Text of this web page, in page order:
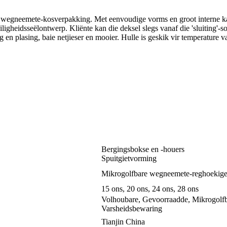
kosverpakking. Met eenvoudige vorms en groot
Kliënte kan die deksel slegs vanaf die 'sluiting'-
en plasing, baie netjieser en mooier. Hulle is geskik vir
Bergingsbokse en -houers
Spuitgietvorming
Mikrogolfbare wegneemete-
15 ons, 20 ons, 24 ons, 28 ons
Volhoubare, Gevoorraadde,
Varsheidsbewaring
Tianjin China